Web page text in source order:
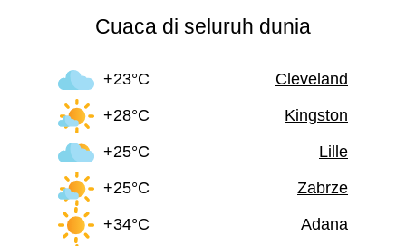
Cuaca di seluruh dunia
+23°C
Cleveland
+28°C
Kingston
+25°C
Lille
+25°C
Zabrze
+34°C
Adana